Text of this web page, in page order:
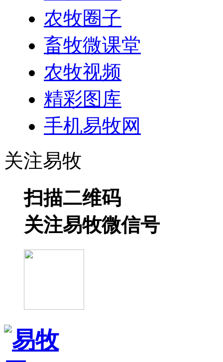
农牧圈子
畜牧微课堂
农牧视频
精彩图库
手机易牧网
关注易牧
扫描二维码
关注易牧微信号